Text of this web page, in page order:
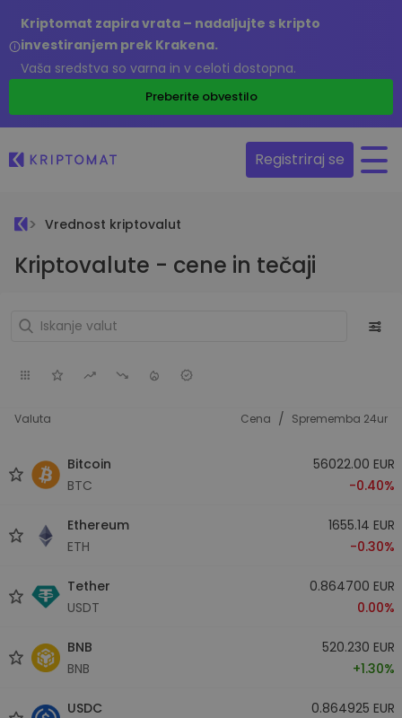
Kriptomat zapira vrata – nadaljujte s kripto
investiranjem prek Krakena.
Vaša sredstva so varna in v celoti dostopna.
Preberite obvestilo
Registriraj se
Vrednost kriptovalut
Kriptovalute - cene in tečaji
Valuta Cena / Sprememba 24ur
Bitcoin
BTC
56022.00 EUR
-0.40%
Ethereum
ETH
1655.14 EUR
-0.30%
Tether
USDT
0.864700 EUR
0.00%
BNB
BNB
520.230 EUR
+1.30%
USDC
0.864925 EUR